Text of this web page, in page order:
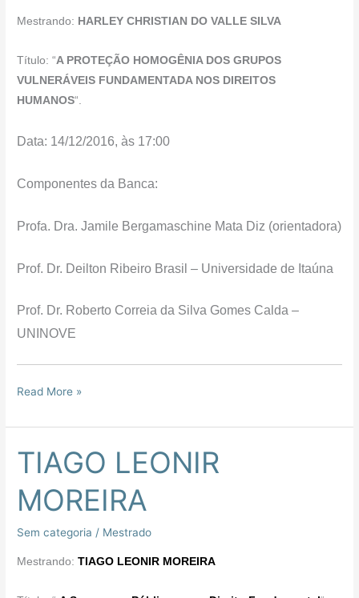
Mestrando: HARLEY CHRISTIAN DO VALLE SILVA
Título: “A PROTEÇÃO HOMOGÊNIA DOS GRUPOS
VULNERÁVEIS FUNDAMENTADA NOS DIREITOS
HUMANOS“.
Data: 14/12/2016, às 17:00
Componentes da Banca:
Profa. Dra. Jamile Bergamaschine Mata Diz (orientadora)
Prof. Dr. Deilton Ribeiro Brasil – Universidade de Itaúna
Prof. Dr. Roberto Correia da Silva Gomes Calda –
UNINOVE
Read More »
TIAGO LEONIR
MOREIRA
Sem categoria / Mestrado
Mestrando:TIAGO LEONIR MOREIRA
TIAGO
LEONIR
MOREIRA